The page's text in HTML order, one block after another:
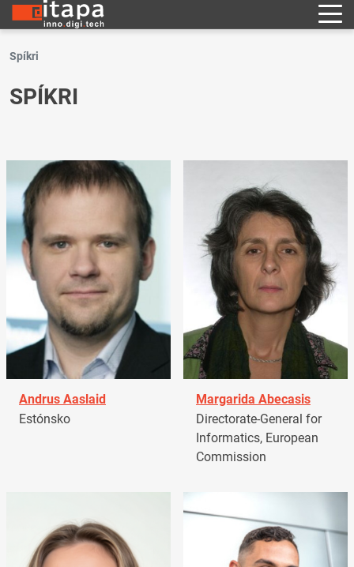
Spíkri
SPÍKRI
Andrus Aaslaid
Estónsko
Margarida Abecasis
Directorate-General for
Informatics, European
Commission